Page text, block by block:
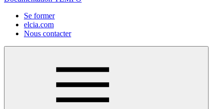
Se former
elcia.com
Nous contacter